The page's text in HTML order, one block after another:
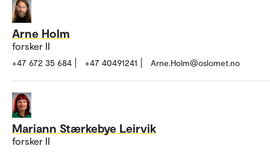
Arne Holm
forsker II
+47 672 35 684 +47 40491241 Arne.Holm@oslomet.no
Mariann Stærkebye Leirvik
forsker II